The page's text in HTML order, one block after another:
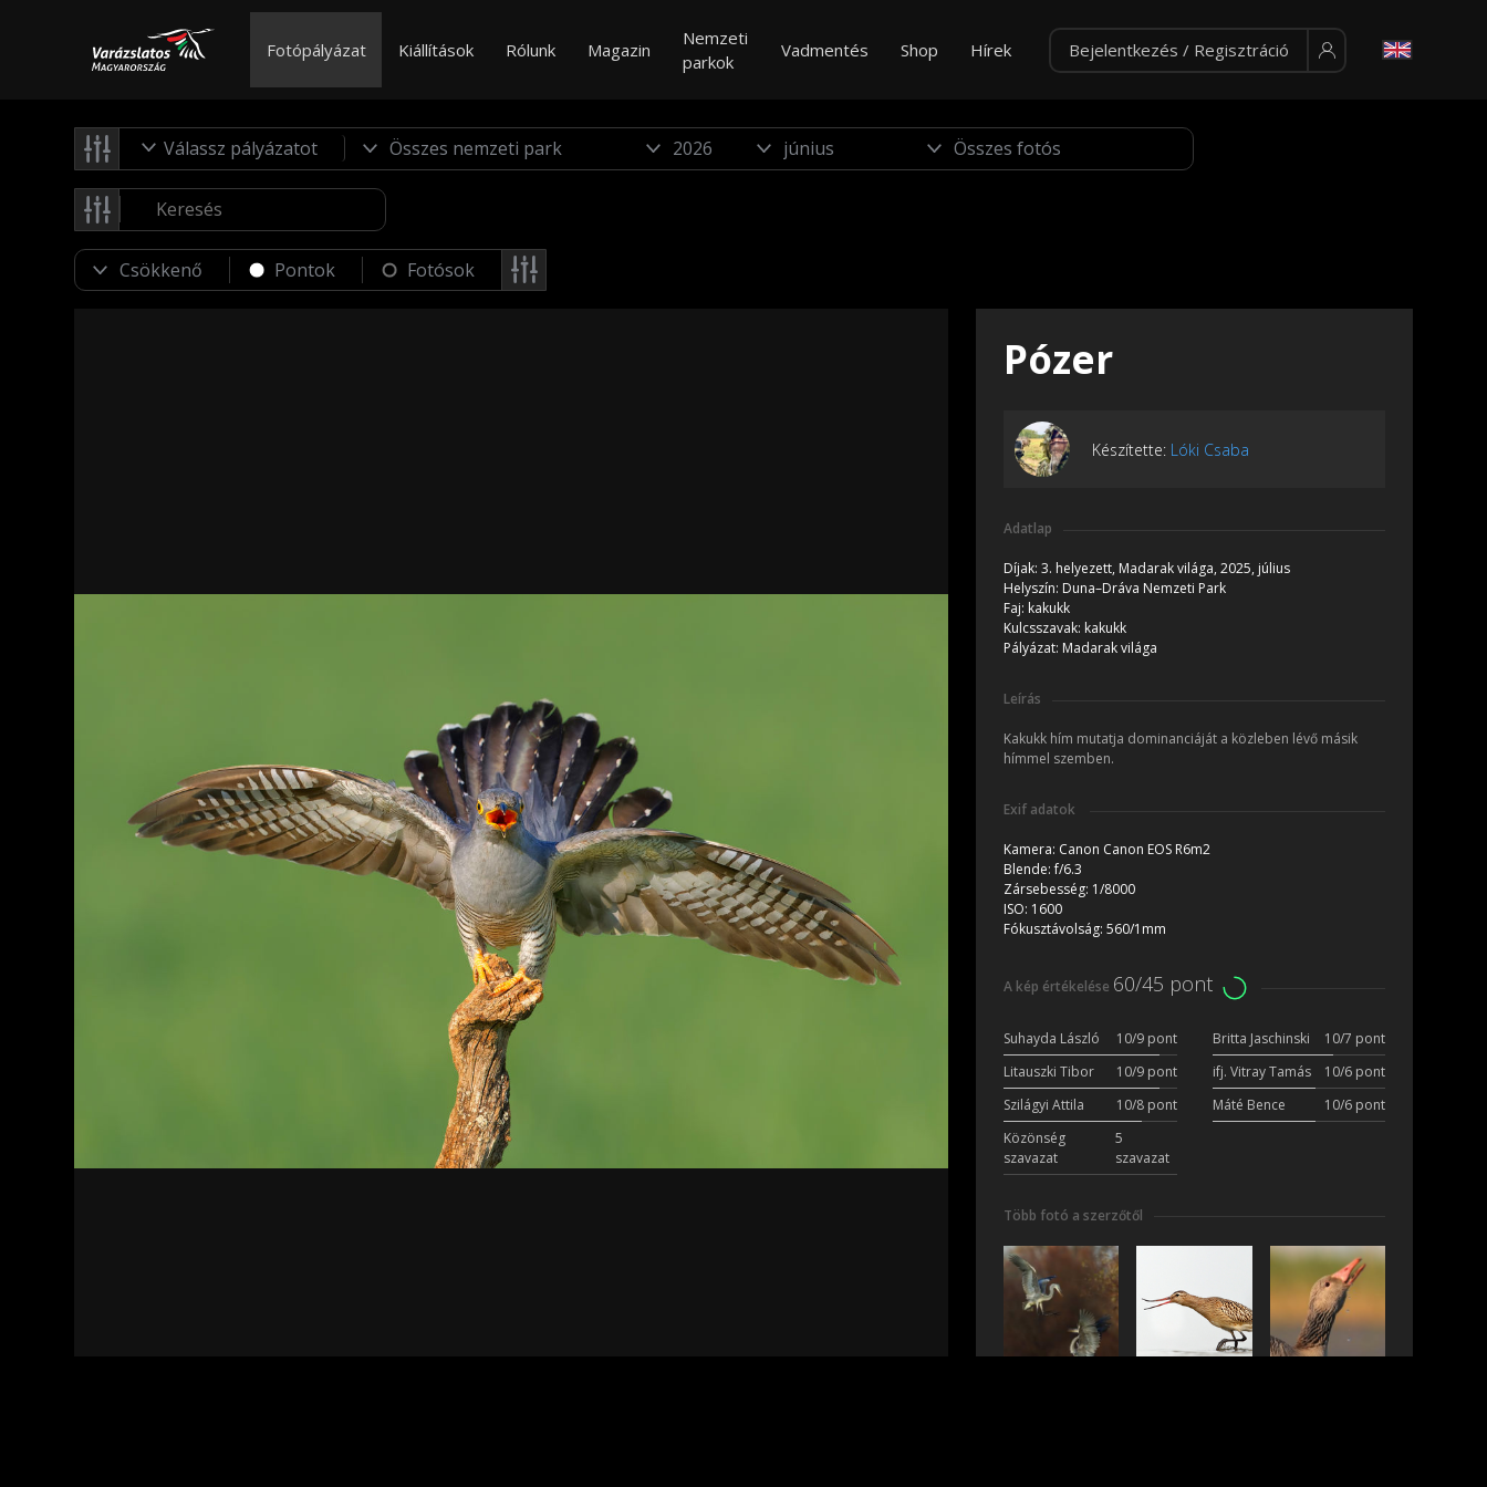
Fotópályázat Kiállítások Rólunk Magazin
Nemzeti
parkok
Vadmentés Shop Hírek Bejelentkezés / Regisztráció
Válassz pályázatot
Pontok Fotósok
Pózer
Készítette: Lóki Csaba
Adatlap
Díjak: 3. helyezett, Madarak világa, 2025, július
Helyszín: Duna–Dráva Nemzeti Park
Faj: kakukk
Kulcsszavak: kakukk
Pályázat: Madarak világa
Leírás
Kakukk hím mutatja dominanciáját a közleben lévő másik
hímmel szemben.
Exif adatok
Kamera: Canon Canon EOS R6m2
Blende:f/6.3
Zársebesség: 1/8000
ISO: 1600
Fókusztávolság: 560/1mm
A kép értékelése 60/45 pont
Suhayda László 10/9 pont Britta Jaschinski
10/7 pont
Litauszki Tibor
10/9 pont ifj. Vitray Tamás
10/6 pont
Szilágyi Attila
10/8 pont Máté Bence
10/6 pont
Közönség
szavazat
5
szavazat
Több fotó a szerzőtől